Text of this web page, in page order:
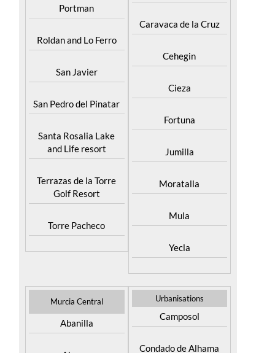
Portman
Roldan and Lo Ferro
San Javier
San Pedro del Pinatar
Santa Rosalia Lake
and Life resort
Terrazas de la Torre
Golf Resort
Torre Pacheco
Caravaca de la Cruz
Cehegin
Cieza
Fortuna
Jumilla
Moratalla
Mula
Yecla
Murcia Central
Abanilla
Urbanisations
Camposol
Condado de Alhama